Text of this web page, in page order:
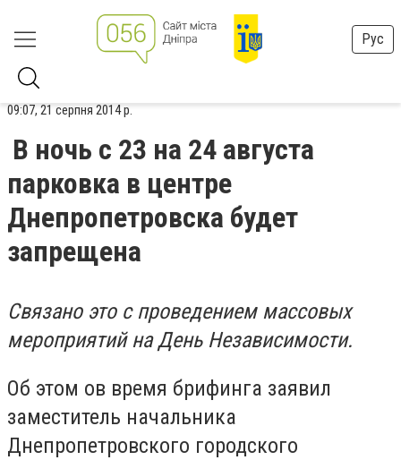
Рус
09:07, 21 серпня 2014 р.
В ночь с 23 на 24 августа
парковка в центре
Днепропетровска будет
запрещена
Связано это с проведением массовых
мероприятий на День Независимости.
Об этом ов время брифинга заявил
заместитель начальника
Днепропетровского городского